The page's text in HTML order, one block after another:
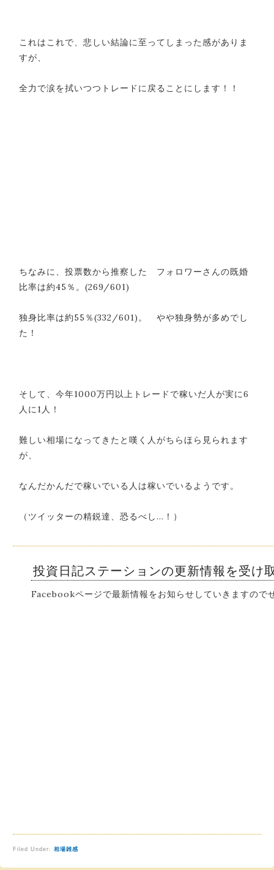
これはこれで、悲しい結論に至ってしまった感がありま
すが、
全力で涙を拭いつつトレードに戻ることにします！！
ちなみに、投票数から推察した フォロワーさんの既婚
比率は約45％。(269/601)
独身比率は約55％(332/601)。 やや独身勢が多めでし
た！
そして、今年1000万円以上トレードで稼いだ人が実に6
人に1人！
難しい相場になってきたと嘆く人がちらほら見られます
が、
なんだかんだで稼いでいる人は稼いでいるようです。
（ツイッターの精鋭達、恐るべし…！）
投資日記ステーションの更新情報を受け
Facebookページで最新情報をお知らせしていきますので
Filed Under: 相場雑感